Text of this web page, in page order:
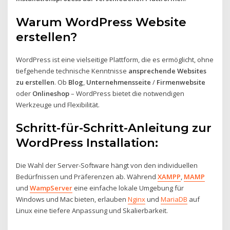
Warum WordPress Website
erstellen?
WordPress ist eine vielseitige Plattform, die es ermöglicht, ohne
tiefgehende technische Kenntnisse ansprechende Websites
zu erstellen. Ob Blog, Unternehmensseite / Firmenwebsite
oder Onlineshop– WordPress bietet die notwendigen
Werkzeuge und Flexibilität.
Schritt-für-Schritt-Anleitung zur
WordPress Installation:
Die Wahl der Server-Software hängt von den individuellen
Bedürfnissen und Präferenzen ab. WährendXAMPP, MAMP
undWampServer eine einfache lokale Umgebung für
Windows und Mac bieten, erlaubenNginxundMariaDB auf
Linux eine tiefere Anpassung und Skalierbarkeit.